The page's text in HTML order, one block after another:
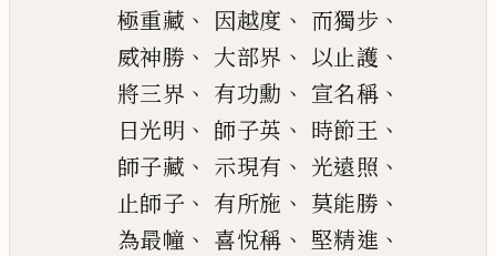
極重藏 、 因越度 、 而獨步 、
威神勝 、 大部界 、 以止護 、
將三界 、 有功勳 、 宣名稱 、
日光明 、 師子英 、 時節王 、
師子藏 、 示現有 、 光遠照 、
止師子 、 有所施 、 莫能勝 、
為最幢 、 喜悅稱 、 堅精進 、